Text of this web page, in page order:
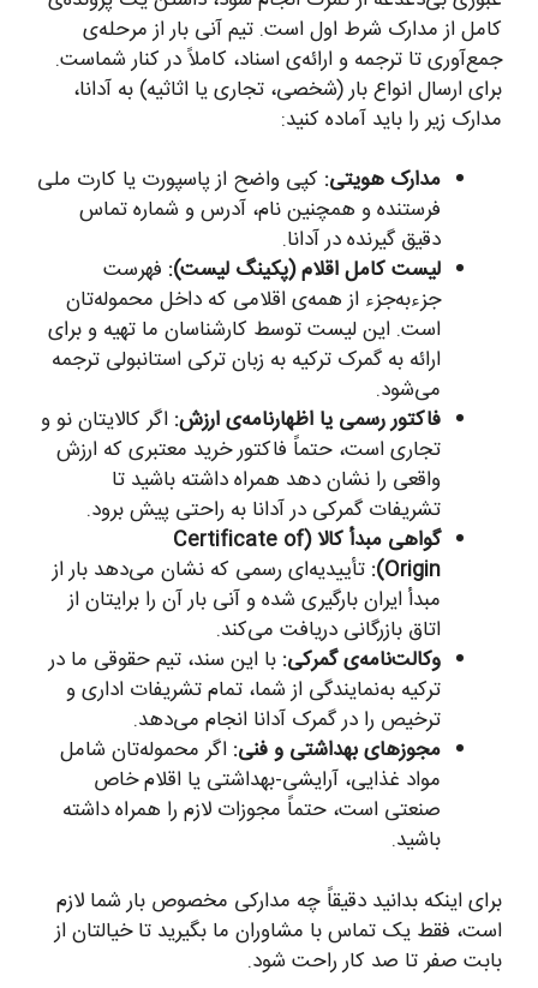
کامل از مدارک شرط اول است. تیم آنی بار از مرحله‌ی
جمع‌آوری تا ترجمه و ارائه‌ی اسناد، کاملاً در کنار شماست.
برای ارسال انواع بار (شخصی، تجاری یا اثاثیه) به آدانا،
مدارک زیر را باید آماده کنید:
مدارک هویتی: کپی واضح از پاسپورت یا کارت ملی
فرستنده و همچنین نام، آدرس و شماره تماس
دقیق گیرنده در آدانا.
لیست کامل اقلام (پکینگ لیست): فهرست
جزء‌به‌جزء از همه‌ی اقلامی که داخل محموله‌تان
است. این لیست توسط کارشناسان ما تهیه و برای
ارائه به گمرک ترکیه به زبان ترکی استانبولی ترجمه
می‌شود.
فاکتور رسمی یا اظهارنامه‌ی ارزش: اگر کالایتان نو و
تجاری است، حتماً فاکتور خرید معتبری که ارزش
واقعی را نشان دهد همراه داشته باشید تا
تشریفات گمرکی در آدانا به راحتی پیش برود.
گواهی مبدأ کالا (Certificate of
Origin):
تأییدیه‌ای رسمی که نشان می‌دهد بار از
مبدأ ایران بارگیری شده و آنی بار آن را برایتان از
اتاق بازرگانی دریافت می‌کند.
وکالت‌نامه‌ی گمرکی: با این سند، تیم حقوقی ما در
ترکیه به‌نمایندگی از شما، تمام تشریفات اداری و
ترخیص را در گمرک آدانا انجام می‌دهد.
مجوزهای بهداشتی و فنی: اگر محموله‌تان شامل
مواد غذایی، آرایشی-بهداشتی یا اقلام خاص
صنعتی است، حتماً مجوزات لازم را همراه داشته
باشید.
برای اینکه بدانید دقیقاً چه مدارکی مخصوص بار شما لازم
است، فقط یک تماس با مشاوران ما بگیرید تا خیالتان از
بابت صفر تا صد کار راحت شود.